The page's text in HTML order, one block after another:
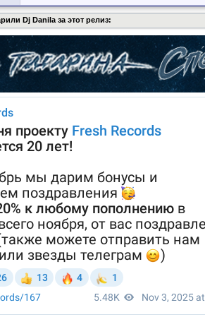
Dj Danila за этот релиз: